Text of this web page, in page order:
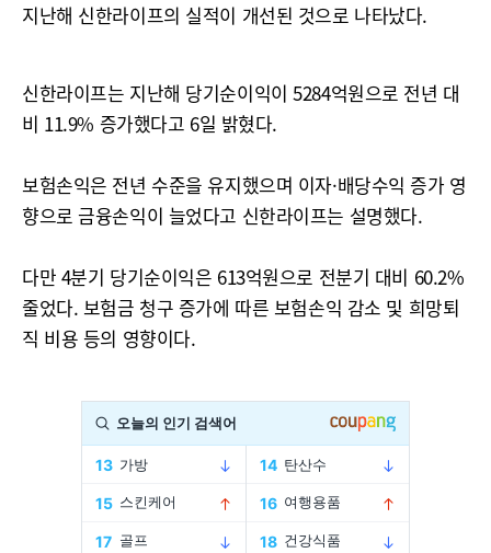
지난해 신한라이프의 실적이 개선된 것으로 나타났다.
신한라이프는 지난해 당기순이익이 5284억원으로 전년 대
비 11.9% 증가했다고 6일 밝혔다.
보험손익은 전년 수준을 유지했으며 이자·배당수익 증가 영
향으로 금융손익이 늘었다고 신한라이프는 설명했다.
다만 4분기 당기순이익은 613억원으로 전분기 대비 60.2%
줄었다. 보험금 청구 증가에 따른 보험손익 감소 및 희망퇴
직 비용 등의 영향이다.